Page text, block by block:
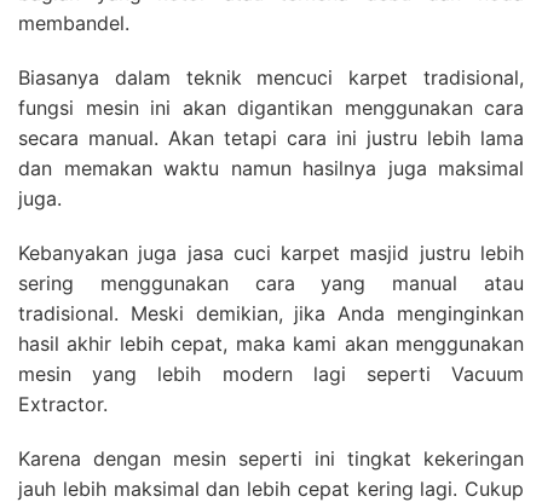
membandel.
Biasanya dalam teknik mencuci karpet tradisional,
fungsi mesin ini akan digantikan menggunakan cara
secara manual. Akan tetapi cara ini justru lebih lama
dan memakan waktu namun hasilnya juga maksimal
juga.
Kebanyakan juga jasa cuci karpet masjid justru lebih
sering menggunakan cara yang manual atau
tradisional. Meski demikian, jika Anda menginginkan
hasil akhir lebih cepat, maka kami akan menggunakan
mesin yang lebih modern lagi seperti Vacuum
Extractor.
Karena dengan mesin seperti ini tingkat kekeringan
jauh lebih maksimal dan lebih cepat kering lagi. Cukup